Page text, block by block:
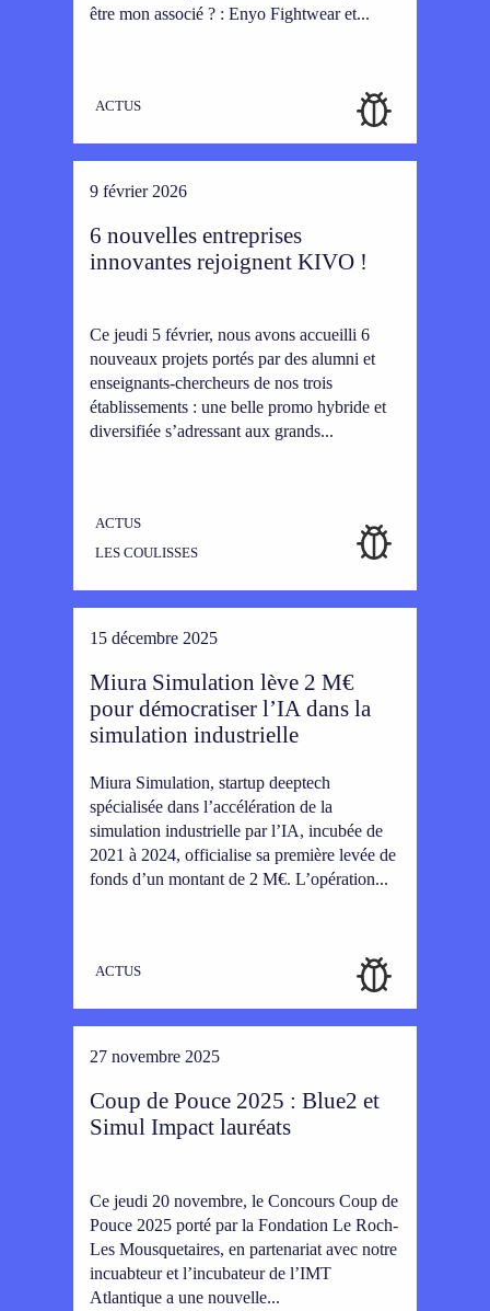
être mon associé ? : Enyo Fightwear et...
ACTUS
9 février 2026
6 nouvelles entreprises
innovantes rejoignent KIVO !
Ce jeudi 5 février, nous avons accueilli 6
nouveaux projets portés par des alumni et
enseignants-chercheurs de nos trois
établissements : une belle promo hybride et
diversifiée s’adressant aux grands...
ACTUS
LES COULISSES
15 décembre 2025
Miura Simulation lève 2 M€
pour démocratiser l’IA dans la
simulation industrielle
Miura Simulation, startup deeptech
spécialisée dans l’accélération de la
simulation industrielle par l’IA, incubée de
2021 à 2024, officialise sa première levée de
fonds d’un montant de 2 M€. L’opération...
ACTUS
27 novembre 2025
Coup de Pouce 2025 : Blue2 et
Simul Impact lauréats
Ce jeudi 20 novembre, le Concours Coup de
Pouce 2025 porté par la Fondation Le Roch-
Les Mousquetaires, en partenariat avec notre
incuabteur et l’incubateur de l’IMT
Atlantique a une nouvelle...